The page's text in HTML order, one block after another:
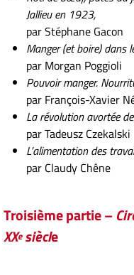
Jallieu en 1923,
par Stéphane Gacon
Manger (et boire) dans
par Morgan Poggioli
Pouvoir manger.
par François-Xavier
La révolution avortée
par Tadeusz Czekalski
L’alimentation des
par Claudy Chêne
Troisième partie –
XXesiècle